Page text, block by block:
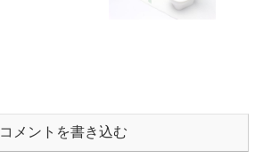
コメントを書き込む